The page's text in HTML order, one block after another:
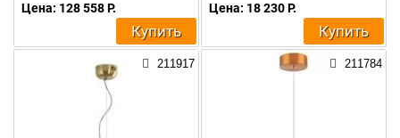
Цена: 128 558 Р.
Купить
Цена: 18 230 Р.
Купить
211917 211784